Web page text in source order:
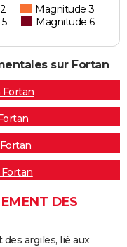
Magnitude 3
Magnitude 6
sur Fortan
Fortan
DES
argiles, lié aux